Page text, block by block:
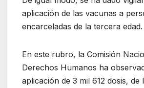
aplicación de las vacunas a
encarceladas de la tercera edad.
En este rubro, la Comisión
Derechos Humanos ha
aplicación de 3 mil 612 dosis, de